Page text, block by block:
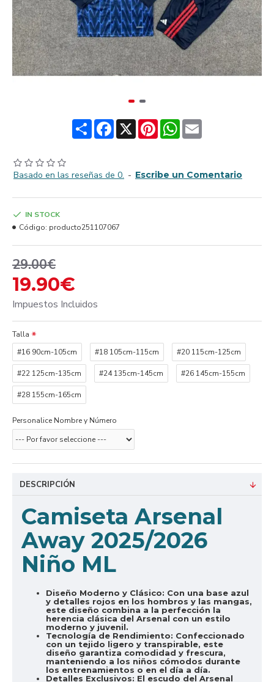
ShareFacebook
X PinterestWhatsApp
Email
Basado en las reseñas de 0. - Escribe un Comentario
19.90€
29.00€
Impuestos Incluidos
IN STOCK
Código: producto251107067
Talla
#16 90cm-105cm
#18 105cm-115cm #20 115cm-125cm
#22 125cm-135cm #24 135cm-145cm #26 145cm-155cm
#28 155cm-165cm
Personalice Nombre y Número
DESCRIPCIÓN
Camiseta Arsenal
Away 2025/2026
Niño ML
Diseño Moderno y Clásico: Con una base azul
y detalles rojos en los hombros y las mangas,
este diseño combina a la perfección la
herencia clásica del Arsenal con un estilo
moderno y juvenil.
Tecnología de Rendimiento: Confeccionado
con un tejido ligero y transpirable, este
diseño garantiza comodidad y frescura,
manteniendo a los niños cómodos durante
los entrenamientos o en el día a día.
Detalles Exclusivos: El escudo del Arsenal